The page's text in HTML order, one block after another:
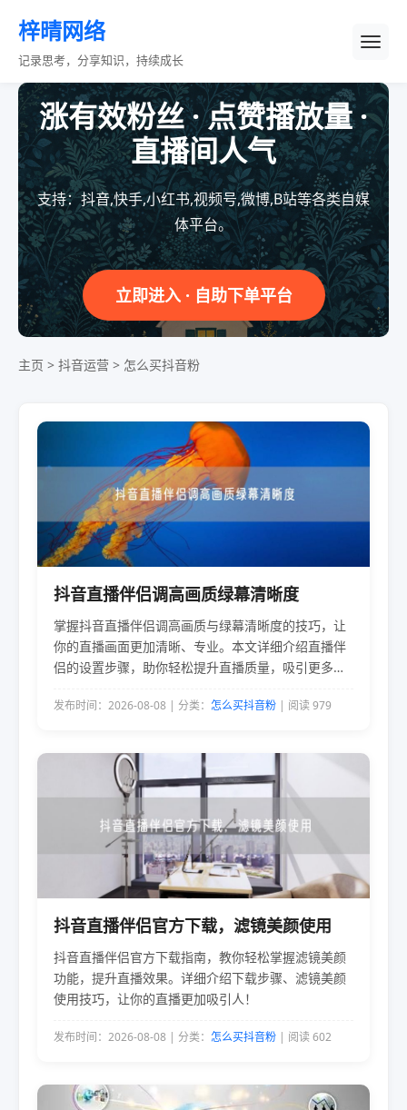
梓晴网络
记录思考，分享知识，持续成长
涨有效粉丝 · 点赞播放量 ·
直播间人气
支持：抖音,快手,小红书,视频号,微博,B站等各类自媒
体平台。
立即进入 · 自助下单平台
主页 > 抖音运营 > 怎么买抖音粉
抖音直播伴侣调高画质绿幕清晰度
掌握抖音直播伴侣调高画质与绿幕清晰度的技巧，让
你的直播画面更加清晰、专业。本文详细介绍直播伴
侣的设置步骤，助你轻松提升直播质量，吸引更多观
发布时间：2026-08-08 | 分类： 怎么买抖音粉 | 阅读 979
抖音直播伴侣官方下载，滤镜美颜使用
抖音直播伴侣官方下载指南，教你轻松掌握滤镜美颜
功能，提升直播效果。详细介绍下载步骤、滤镜美颜
使用技巧，让你的直播更加吸引人！
发布时间：2026-08-08 | 分类： 怎么买抖音粉 | 阅读 602